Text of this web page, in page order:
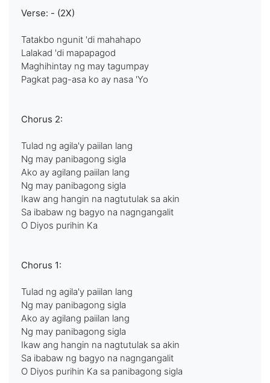
Verse: - (2X)
Tatakbo ngunit 'di mahahapo
Lalakad 'di mapapagod
Maghihintay ng may tagumpay
Pagkat pag-asa ko ay nasa 'Yo
Chorus 2:
Tulad ng agila'y paiilan lang
Ng may panibagong sigla
Ako ay agilang paiilan lang
Ng may panibagong sigla
Ikaw ang hangin na nagtutulak sa akin
Sa ibabaw ng bagyo na nagngangalit
O Diyos purihin Ka
Chorus 1:
Tulad ng agila'y paiilan lang
Ng may panibagong sigla
Ako ay agilang paiilan lang
Ng may panibagong sigla
Ikaw ang hangin na nagtutulak sa akin
Sa ibabaw ng bagyo na nagngangalit
O Diyos purihin Ka sa panibagong sigla